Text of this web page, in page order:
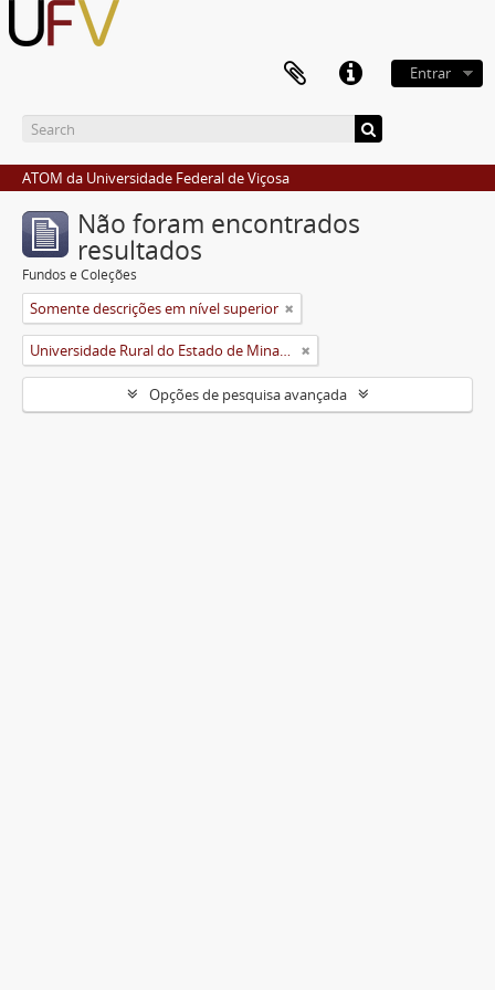
Entrar
ATOM da Universidade Federal de Viçosa
Não foram encontrados
resultados
Fundos e Coleções
Somente descrições em nível superior
Universidade Rural do Estado de Minas Gerais (Uremg)
Opções de pesquisa avançada